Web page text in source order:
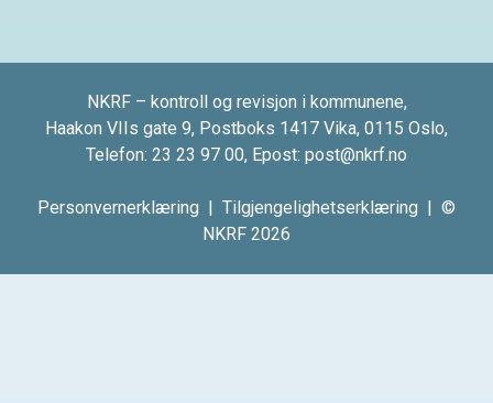
NKRF – kontroll og revisjon i kommunene,
Haakon VIIs gate 9, Postboks 1417 Vika, 0115 Oslo,
Telefon: 23 23 97 00, Epost: post@nkrf.no
Personvernerklæring | Tilgjengelighetserklæring | ©
NKRF 2026